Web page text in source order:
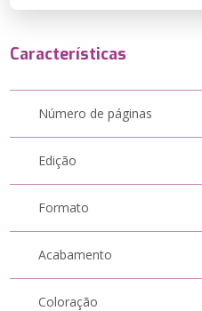
Características
Número de páginas
Edição
Formato
Acabamento
Coloração